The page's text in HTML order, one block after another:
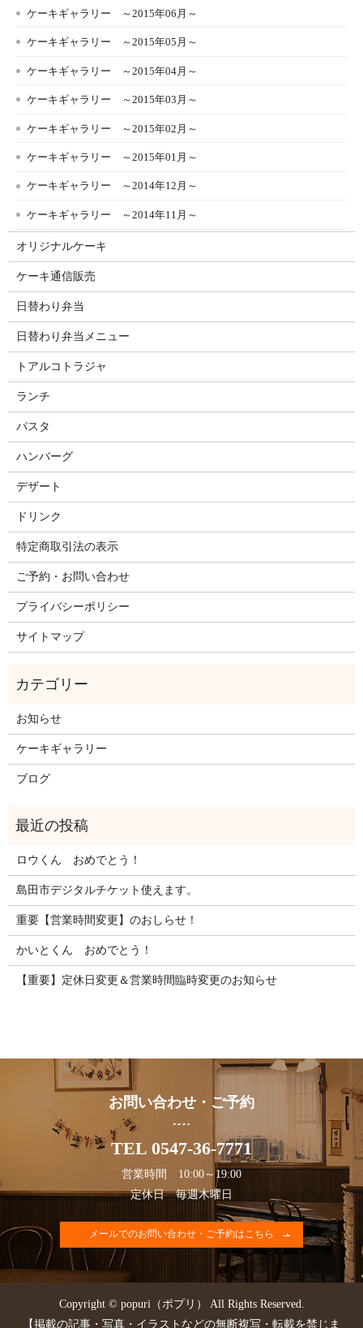
ケーキギャラリー ～2015年06月～
ケーキギャラリー ～2015年05月～
ケーキギャラリー ～2015年04月～
ケーキギャラリー ～2015年03月～
ケーキギャラリー ～2015年02月～
ケーキギャラリー ～2015年01月～
ケーキギャラリー ～2014年12月～
ケーキギャラリー ～2014年11月～
オリジナルケーキ
ケーキ通信販売
日替わり弁当
日替わり弁当メニュー
トアルコトラジャ
ランチ
パスタ
ハンバーグ
デザート
ドリンク
特定商取引法の表示
ご予約・お問い合わせ
プライバシーポリシー
サイトマップ
お知らせ
ケーキギャラリー
ブログ
ロウくん おめでとう！
島田市デジタルチケット使えます。
重要【営業時間変更】のおしらせ！
かいとくん おめでとう！
【重要】定休日変更＆営業時間臨時変更のお知らせ
お問い合わせ・ご予約
TEL 0547-36-7771
営業時間 10:00～19:00
定休日 毎週木曜日
メールでのお問い合わせ・ご予約はこちら
Copyright © popuri（ポプリ） All Rights Reserved.
【掲載の記事・写真・イラストなどの無断複写・転載を禁じま